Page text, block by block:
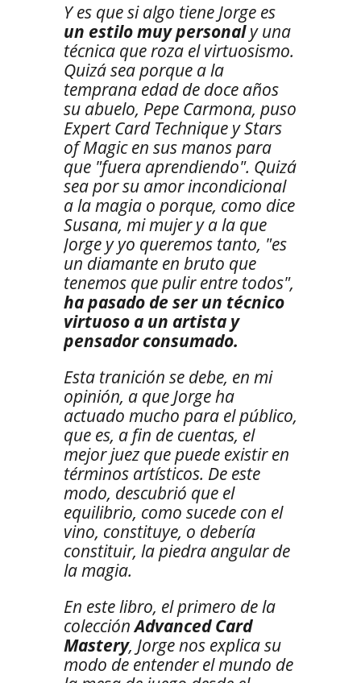
Y es que si algo tiene Jorge es
un estilo muy personaly una
técnica que roza el virtuosismo.
Quizá sea porque a la
temprana edad de doce años
su abuelo, Pepe Carmona, puso
Expert Card Technique y Stars
of Magic en sus manos para
que "fuera aprendiendo". Quizá
sea por su amor incondicional
a la magia o porque, como dice
Susana, mi mujer y a la que
Jorge y yo queremos tanto, "es
un diamante en bruto que
tenemos que pulir entre todos",
ha pasado de ser un técnico
virtuoso a un artista y
pensador consumado.
Esta tranición se debe, en mi
opinión, a que Jorge ha
actuado mucho para el público,
que es, a fin de cuentas, el
mejor juez que puede existir en
términos artísticos. De este
modo, descubrió que el
equilibrio, como sucede con el
vino, constituye, o debería
constituir, la piedra angular de
la magia.
En este libro, el primero de la
colecciónAdvanced Card
Mastery, Jorge nos explica su
modo de entender el mundo de